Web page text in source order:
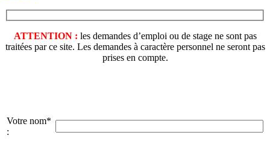
ATTENTION : les demandes d’emploi ou de stage ne sont pas
traitées par ce site. Les demandes à caractère personnel ne seront pas
prises en compte.
Votre nom*
: